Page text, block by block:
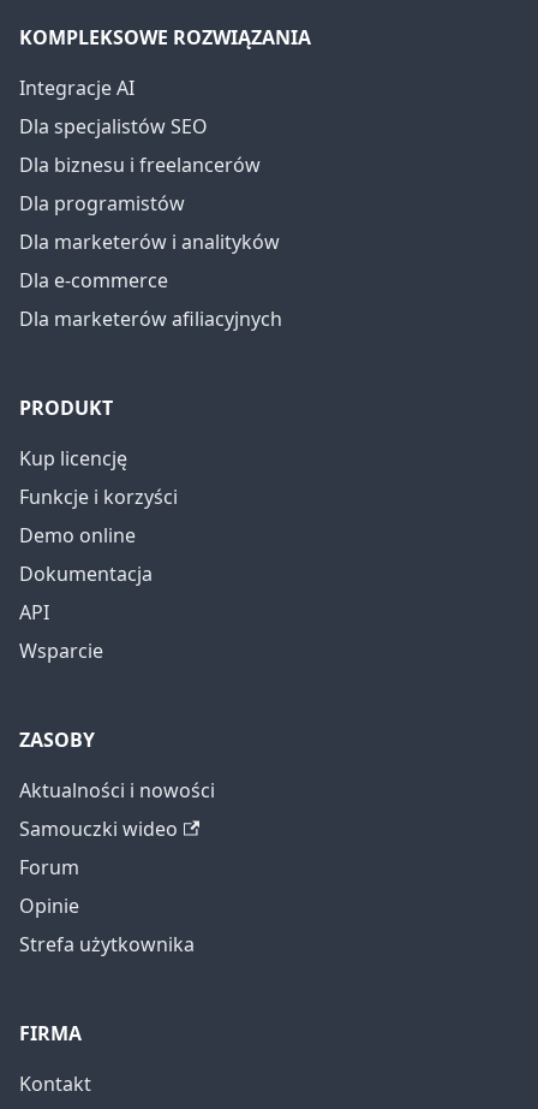
KOMPLEKSOWE ROZWIĄZANIA
Integracje AI
Dla specjalistów SEO
Dla biznesu i freelancerów
Dla programistów
Dla marketerów i analityków
Dla e-commerce
Dla marketerów afiliacyjnych
PRODUKT
Kup licencję
Funkcje i korzyści
Demo online
Dokumentacja
API
Wsparcie
ZASOBY
Aktualności i nowości
Samouczki wideo
Forum
Opinie
Strefa użytkownika
FIRMA
Kontakt